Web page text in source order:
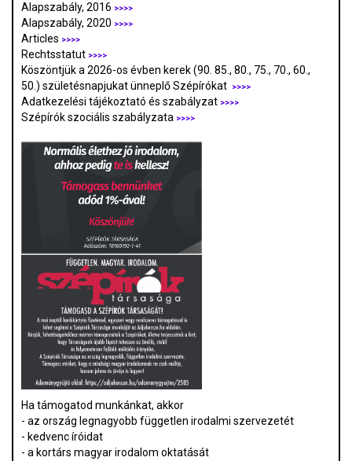
Alapszabály, 2016 >>>>
Alapszabály, 2020 >>>>
Articles >>>>
Rechtsstatut >>>>
Köszöntjük a 2026-os évben kerek (90. 85., 80., 75., 70., 60.,
50.) születésnapjukat ünneplő Szépírókat
>>>>
Adatkezelési tájékoztató és szabályzat >>>>
Szépírók szociális szabályzata >>>>
Ha támogatod munkánkat, akkor
- az ország legnagyobb független irodalmi szervezetét
- kedvenc íróidat
- a kortárs magyar irodalom oktatását